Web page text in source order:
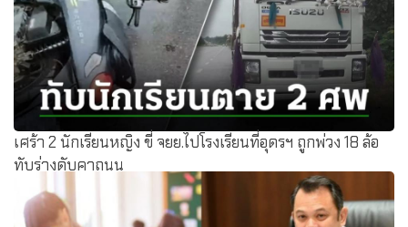
เศร้า 2 นักเรียนหญิง ขี่ จยย.ไปโรงเรียนที่อุดรฯ ถูกพ่วง 18 ล้อ
ทับร่างดับคาถนน